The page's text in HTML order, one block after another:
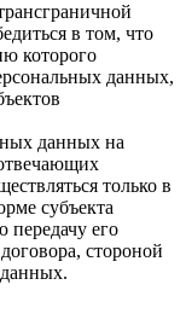
в том, что
которого
данных,
данных на
только в
субъекта
передачу его
стороной
данных.